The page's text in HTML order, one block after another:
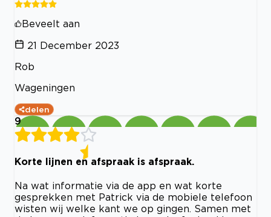
Beveelt aan
21 December 2023
Rob
Wageningen
delen
9
Korte lijnen en afspraak is afspraak.
Na wat informatie via de app en wat korte
gesprekken met Patrick via de mobiele telefoon
wisten wij welke kant we op gingen. Samen met